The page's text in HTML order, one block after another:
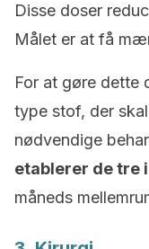
Disse doser
Målet er at få
For at gøre dette
type stof, der
nødvendige
etablerer de tre
måneds